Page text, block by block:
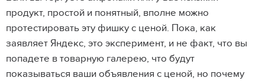
продукт, простой и понятный, вполне можно
протестировать эту фишку с ценой. Пока, как
заявляет Яндекс, это эксперимент, и не факт, что вы
попадете в товарную галерею, что будут
показываться ваши объявления с ценой, но почему